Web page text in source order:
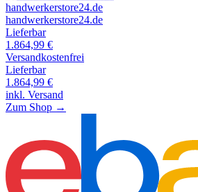
handwerkerstore24.de
handwerkerstore24.de
Lieferbar
1.864,99 €
Versandkostenfrei
Lieferbar
1.864,99 €
inkl. Versand
Zum Shop →